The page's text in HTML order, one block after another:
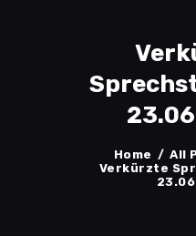
Home All
Verkürzte
NOTFALL
KONTAKT